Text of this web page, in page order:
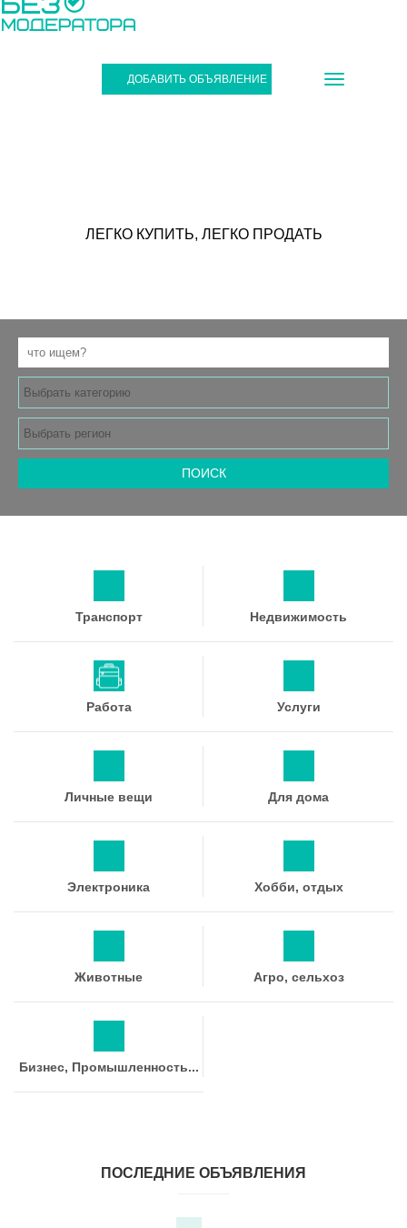
ДОБАВИТЬ ОБЪЯВЛЕНИЕ
TOGGLE
ЛЕГКО КУПИТЬ, ЛЕГКО ПРОДАТЬ
ПОИСК
Транспорт Недвижимость
Работа Услуги
Личные вещи Для дома
Электроника Хобби, отдых
Животные Агро, сельхоз
Бизнес, Промышленность...
ПОСЛЕДНИЕ ОБЪЯВЛЕНИЯ